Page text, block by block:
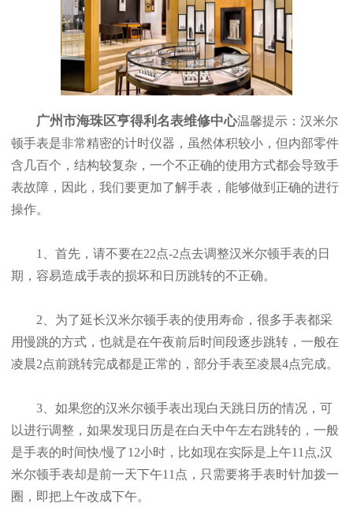
广州市海珠区亨得利名表维修中心温馨提示：汉米尔
顿手表是非常精密的计时仪器，虽然体积较小，但内部零件
含几百个，结构较复杂，一个不正确的使用方式都会导致手
表故障，因此，我们要更加了解手表，能够做到正确的进行
操作。
1、首先，请不要在22点-2点去调整汉米尔顿手表的日
期，容易造成手表的损坏和日历跳转的不正确。
2、为了延长汉米尔顿手表的使用寿命，很多手表都采
用慢跳的方式，也就是在午夜前后时间段逐步跳转，一般在
凌晨2点前跳转完成都是正常的，部分手表至凌晨4点完成。
3、如果您的汉米尔顿手表出现白天跳日历的情况，可
以进行调整，如果发现日历是在白天中午左右跳转的，一般
是手表的时间快/慢了12小时，比如现在实际是上午11点,汉
米尔顿手表却是前一天下午11点，只需要将手表时针加拨一
圈，即把上午改成下午。